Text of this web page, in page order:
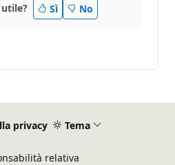
Sì No
privacy Tema
relativa